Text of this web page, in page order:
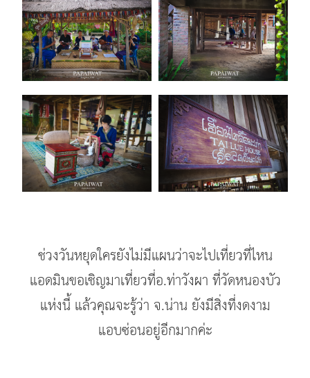
ช่วงวันหยุดใครยังไม่มีแผนว่าจะไปเที่ยวที่ไหน
แอดมินขอเชิญมาเที่ยวที่อ.ท่าวังผา ที่วัดหนองบัว
แห่งนี้ แล้วคุณจะรู้ว่า จ.น่าน ยังมีสิ่งที่งดงาม
แอบซ่อนอยู่อีกมากค่ะ